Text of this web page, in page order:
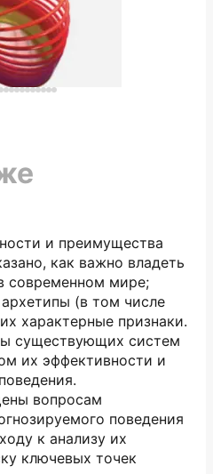
и преимущества
как важно владеть
мире;
(в том числе
характерные признаки.
существующих систем
их эффективности и
вопросам
поведения
к анализу их
ключевых точек